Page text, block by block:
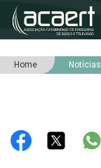
HOME
RNA
NOTÍCIAS
Home Notícias